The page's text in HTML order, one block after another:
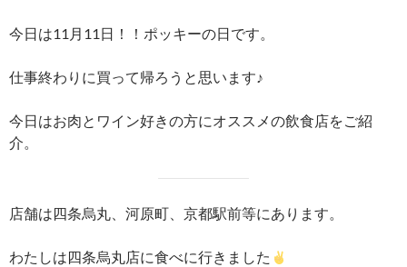
今日は11月11日！！ポッキーの日です。
仕事終わりに買って帰ろうと思います♪
今日はお肉とワイン好きの方にオススメの飲食店をご紹
介。
店舗は四条烏丸、河原町、京都駅前等にあります。
わたしは四条烏丸店に食べに行きました